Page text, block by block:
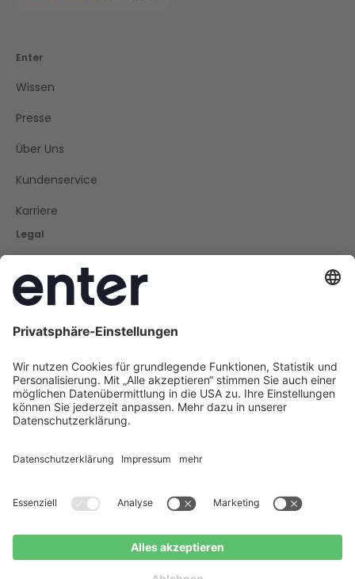
Enter
Wissen
Presse
Über Uns
Kundenservice
Karriere
Legal
Datenschutz
Cookie Policy
Barrierefreiheit
Social
Facebook
Youtube